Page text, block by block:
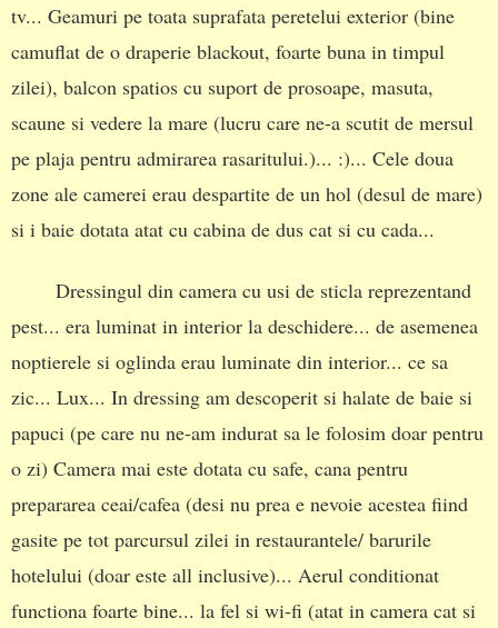
tv... Geamuri pe toata suprafata peretelui exterior (bine
camuflat de o draperie blackout, foarte buna in timpul
zilei), balcon spatios cu suport de prosoape, masuta,
scaune si vedere la mare (lucru care ne-a scutit de mersul
pe plaja pentru admirarea rasaritului.)... :)... Cele doua
zone ale camerei erau despartite de un hol (desul de mare)
si i baie dotata atat cu cabina de dus cat si cu cada...
Dressingul din camera cu usi de sticla reprezentand
pest... era luminat in interior la deschidere... de asemenea
noptierele si oglinda erau luminate din interior... ce sa
zic... Lux... In dressing am descoperit si halate de baie si
papuci (pe care nu ne-am indurat sa le folosim doar pentru
o zi) Camera mai este dotata cu safe, cana pentru
prepararea ceai/cafea (desi nu prea e nevoie acestea fiind
gasite pe tot parcursul zilei in restaurantele/ barurile
hotelului (doar este all inclusive)... Aerul conditionat
functiona foarte bine... la fel si wi-fi (atat in camera cat si